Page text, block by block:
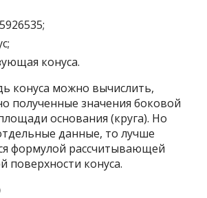
конуса.
конуса можно вычислить,
полученные значения боковой
основания (круга). Но
данные, то лучше
формулой рассчитывающей
поверхности конуса.